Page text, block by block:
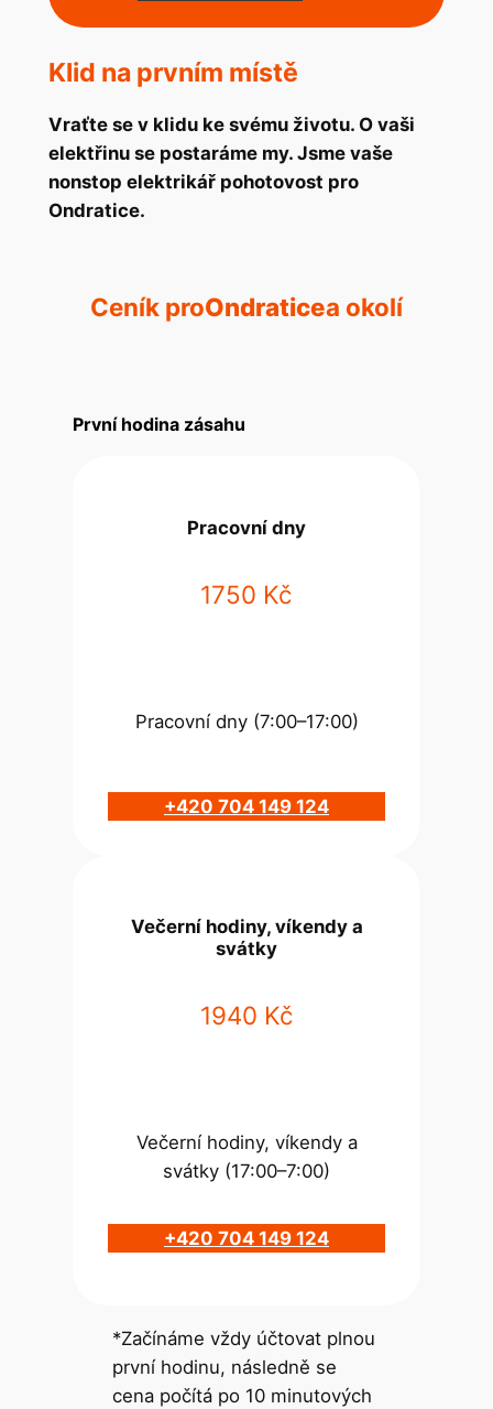
Klid na prvním místě
Vraťte se v klidu ke svému životu. O vaši
elektřinu se postaráme my. Jsme vaše
nonstop elektrikář pohotovost pro
Ondratice.
Ceník proOndraticea okolí
První hodina zásahu
Pracovní dny
1750 Kč
Pracovní dny (7:00–17:00)
+420 704 149 124
Večerní hodiny, víkendy a
svátky
1940 Kč
Večerní hodiny, víkendy a
svátky (17:00–7:00)
+420 704 149 124
*Začínáme vždy účtovat plnou
první hodinu, následně se
cena počítá po 10 minutových